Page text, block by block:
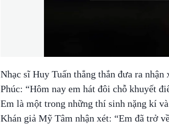
Nhạc sĩ Huy Tuấn thẳng thắn đưa ra
Phúc: “Hôm nay em hát đôi chỗ khuyết
Em là một trong những thí sinh nặng kí
Khán giả Mỹ Tâm nhận xét: “Em đã trở